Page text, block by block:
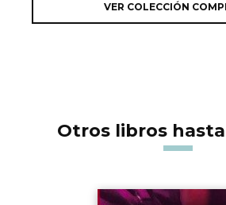
VER COLECCIÓN
Otros libros hasta